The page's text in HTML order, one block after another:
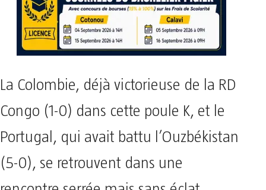
La Colombie, déjà victorieuse de la RD
Congo (1-0) dans cette poule K, et le
Portugal, qui avait battu l’Ouzbékistan
(5-0), se retrouvent dans une